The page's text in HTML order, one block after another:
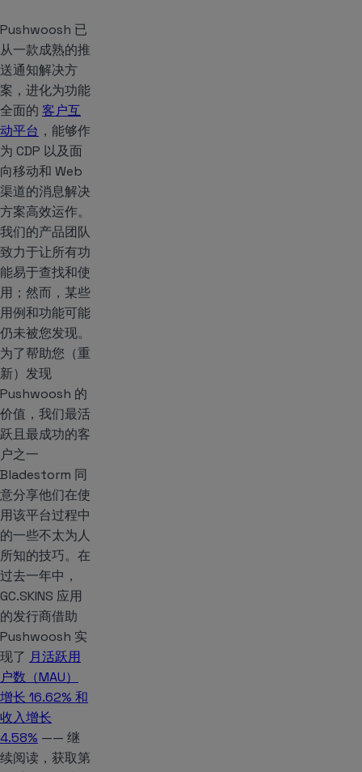
Pushwoosh 已
从一款成熟的推
送通知解决方
案，进化为功能
全面的 客户互
动平台 ，能够作
为 CDP 以及面
向移动和 Web
渠道的消息解决
方案高效运作。
我们的产品团队
致力于让所有功
能易于查找和使
用；然而，某些
用例和功能可能
仍未被您发现。
为了帮助您（重
新）发现
Pushwoosh 的
价值，我们最活
跃且最成功的客
户之一
Bladestorm 同
意分享他们在使
用该平台过程中
的一些不太为人
所知的技巧。在
过去一年中，
GC.SKINS 应用
的发行商借助
Pushwoosh 实
现了 月活跃用
户数（MAU）
增长 16.62% 和
收入增长
4.58% —— 继
续阅读，获取第